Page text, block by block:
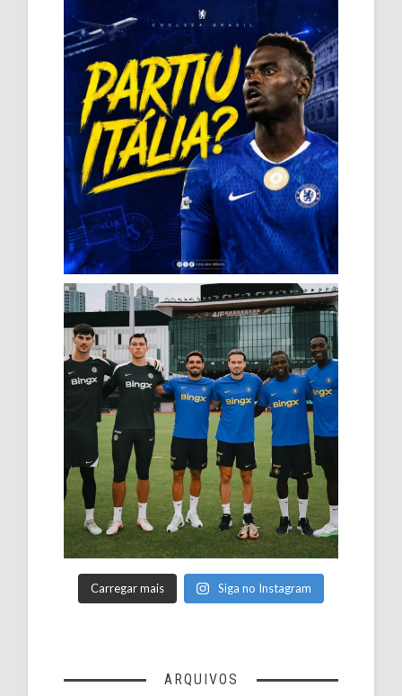
Carregar mais Siga no Instagram
ARQUIVOS